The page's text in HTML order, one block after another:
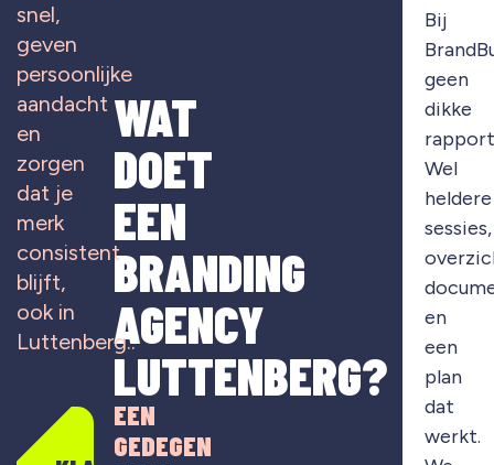
snel,
geven
persoonlijke
aandacht
en
zorgen
dat je
merk
consistent
blijft,
ook in
Luttenberg..
WAT
DOET
EEN
BRANDING
AGENCY
LUTTENBERG?
EEN
GEDEGEN
Bij
geen
dikke
Wel
heldere
sessies,
en
een
plan
dat
werkt.